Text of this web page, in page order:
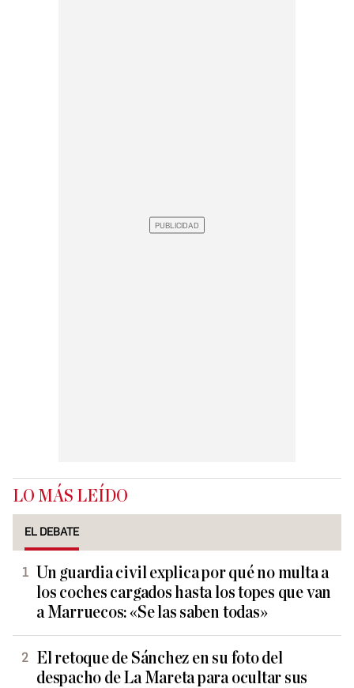
LO MÁS LEÍDO
EL DEBATE
Un guardia civil explica por qué no multa a
los coches cargados hasta los topes que van
a Marruecos: «Se las saben todas»
El retoque de Sánchez en su foto del
despacho de La Mareta para ocultar sus